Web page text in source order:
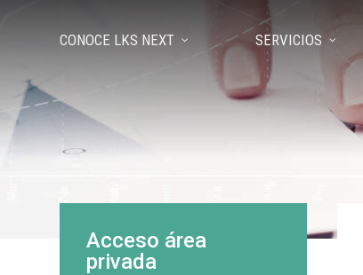
CONOCE LKS NEXT SERVICIOS
Acceso área
privada